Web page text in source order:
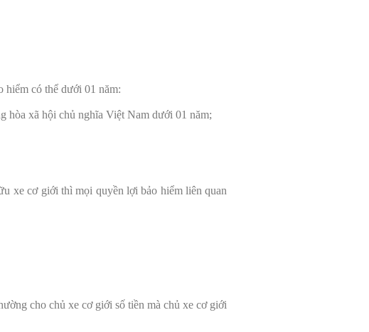
hiểm có thể dưới 01 năm:
hòa xã hội chủ nghĩa Việt Nam dưới 01 năm;
xe cơ giới thì mọi quyền lợi bảo hiểm liên quan
cho chủ xe cơ giới số tiền mà chủ xe cơ giới